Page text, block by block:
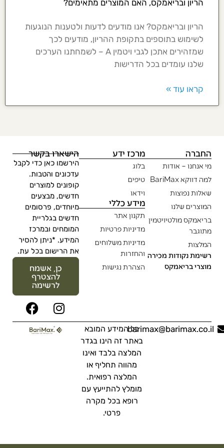
הריון ובריאמקס, האם המוצרים מתאימים?
הריון ובריאמקס? אנו מודעים לדעות ולטענות הנוגעות
לשימוש בתוספים בתקופת ההריון, מודעים לכך
שמזהירים אתכן לגבי ויטמין A – לשמחתנו הערכים
שלנו עומדים בכל הדרישות
קראו עוד »
החברה
מי אנחנו – אודות
למה דווקא BariMax
שאלות נפוצות
המוצרים שלנו
בריאמקס מולטיויטמין
מתוגבר
המלצות
רשימת נקודות מכירה
מוצרי בריאמקס
מרכז ידע
בלוג
טיפים
וידאו
מידע כללי
תקנון אתר
מדיניות פרטיות
מדיניות משלוחים
והחזרות
הצהרת נגישות
הישארו בקשר
הירשמו כאן כדי לקבל
עדכונים והטבות.
קופונים למוצרים
חדשים, מבצעים
מיוחדים, פרסומים
חדשים בגלריית
המומחים ובמרכז
המידע. *ניתן להסיר
את הרישום בכל עת.
כן, אשמח
להצטרף
לרשימה
barimax@barimax.co.ilכל המידע המובא
באתר זה הינו בגדר
המלצה בלבד ואינו
מהווה תחליף או
המלצה רפואית.
מומלץ להתייעץ עם
רופא בכל מקרה
פרטי.